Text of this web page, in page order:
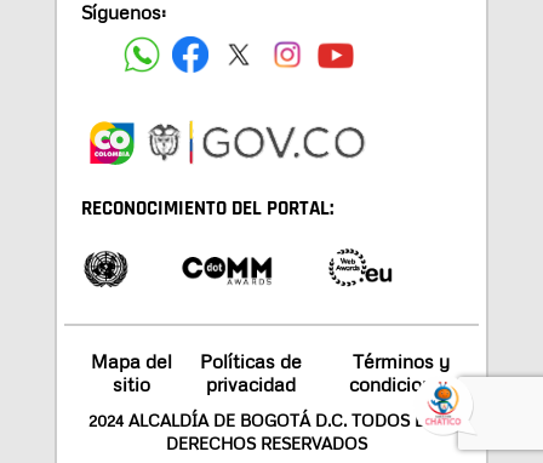
Síguenos:
RECONOCIMIENTO DEL PORTAL:
Mapa del
sitio
Políticas de
privacidad
Términos y
condiciones
2024 ALCALDÍA DE BOGOTÁ D.C. TODOS LOS
DERECHOS RESERVADOS